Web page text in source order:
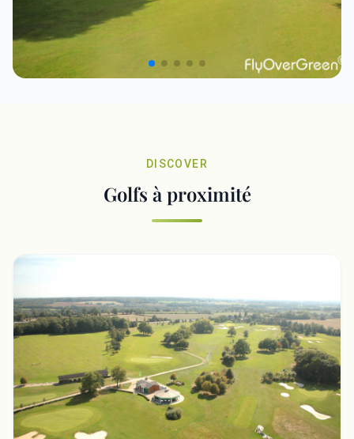
DISCOVER
Golfs à proximité